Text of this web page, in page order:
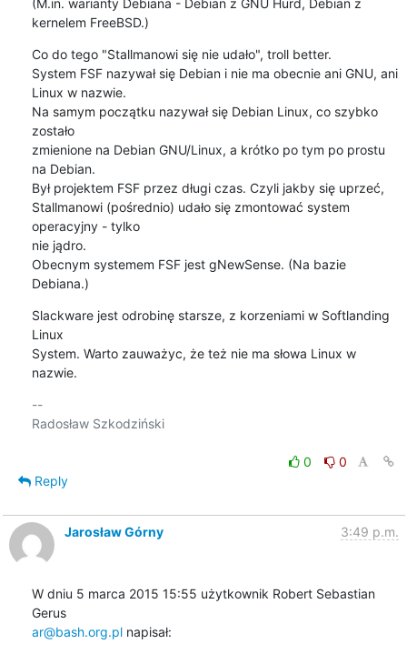
kernelem FreeBSD.)
Co do tego "Stallmanowi się nie udało", troll better.
System FSF nazywał się Debian i nie ma obecnie ani GNU, ani
Linux w nazwie.
Na samym początku nazywał się Debian Linux, co szybko
zostało
zmienione na Debian GNU/Linux, a krótko po tym po prostu
na Debian.
Był projektem FSF przez długi czas. Czyli jakby się uprzeć,
Stallmanowi (pośrednio) udało się zmontować system
operacyjny - tylko
nie jądro.
Obecnym systemem FSF jest gNewSense. (Na bazie
Debiana.)
Slackware jest odrobinę starsze, z korzeniami w Softlanding
Linux
System. Warto zauważyc, że też nie ma słowa Linux w
nazwie.
--
Radosław Szkodziński
0
0
Reply
Jarosław Górny 3:49 p.m.
W dniu 5 marca 2015 15:55 użytkownik Robert Sebastian
Gerus
ar@bash.org.pl napisał: